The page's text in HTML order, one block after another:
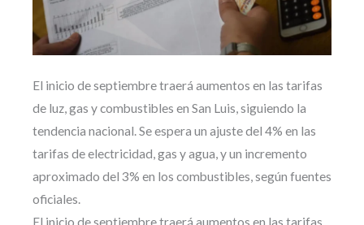
El inicio de septiembre traerá aumentos en las tarifas
de luz, gas y combustibles en San Luis, siguiendo la
tendencia nacional. Se espera un ajuste del 4% en las
tarifas de electricidad, gas y agua, y un incremento
aproximado del 3% en los combustibles, según fuentes
oficiales.
El inicio de septiembre traerá aumentos en las tarifas